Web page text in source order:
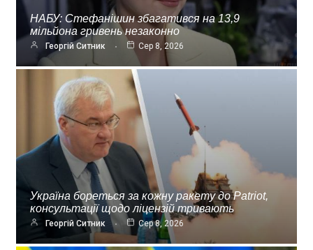
НАБУ: Стефанішин збагатився на 13,9
мільйона гривень незаконно
Георгій Ситник Сер 8, 2026
Україна бореться за кожну ракету до Patriot,
консультації щодо ліцензій тривають
Георгій Ситник Сер 8, 2026